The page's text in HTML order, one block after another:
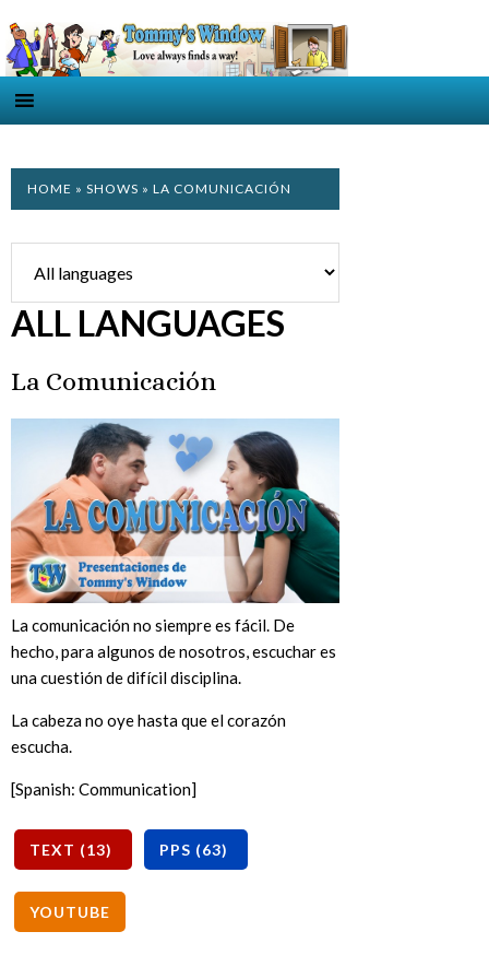
HOME » SHOWS » LA COMUNICACIÓN
ALL LANGUAGES
La Comunicación
La comunicación no siempre es fácil. De
hecho, para algunos de nosotros, escuchar es
una cuestión de difícil disciplina.
La cabeza no oye hasta que el corazón
escucha.
[Spanish: Communication]